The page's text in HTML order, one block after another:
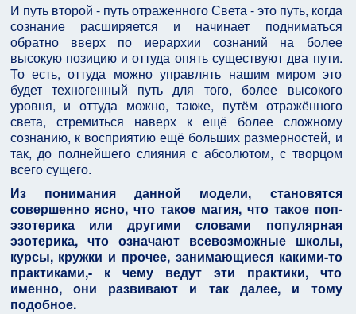
И путь второй - путь отраженного Света - это путь, когда
сознание расширяется и начинает подниматься
обратно вверх по иерархии сознаний на более
высокую позицию и оттуда опять существуют два пути.
То есть, оттуда можно управлять нашим миром это
будет техногенный путь для того, более высокого
уровня, и оттуда можно, также, путём отражённого
света, стремиться наверх к ещё более сложному
сознанию, к восприятию ещё больших размерностей, и
так, до полнейшего слияния с абсолютом, с творцом
всего сущего.
Из понимания данной модели, становятся
совершенно ясно, что такое магия, что такое поп-
эзотерика или другими словами популярная
эзотерика, что означают всевозможные школы,
курсы, кружки и прочее, занимающиеся какими-то
практиками,- к чему ведут эти практики, что
именно, они развивают и так далее, и тому
подобное.